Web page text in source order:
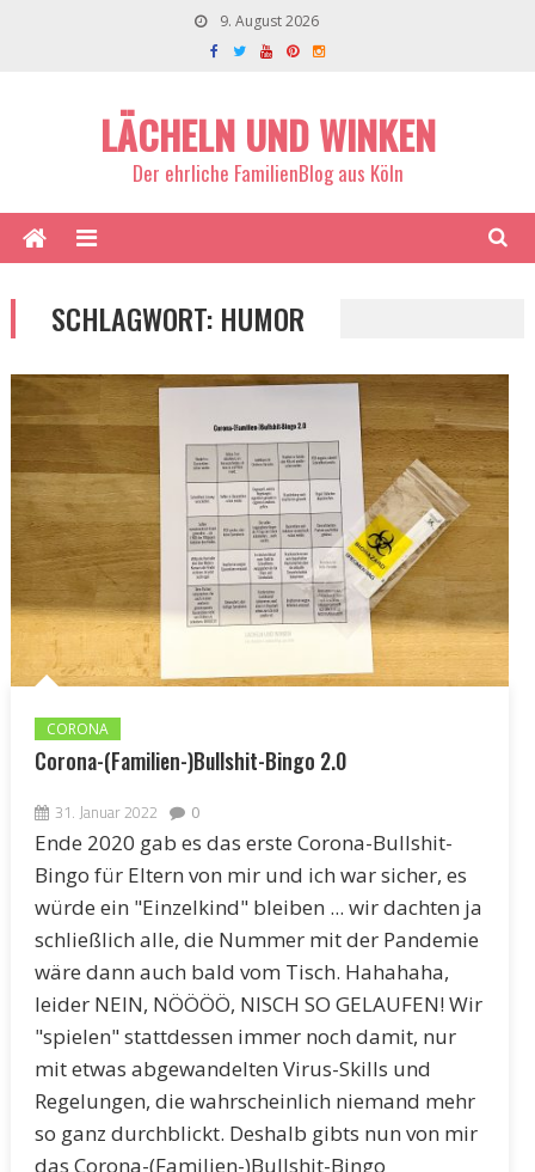
9. August 2026
LÄCHELN UND WINKEN
Der ehrliche FamilienBlog aus Köln
SCHLAGWORT: HUMOR
CORONA
Corona-(Familien-)Bullshit-Bingo 2.0
31. Januar 2022 0
Ende 2020 gab es das erste Corona-Bullshit-
Bingo für Eltern von mir und ich war sicher, es
würde ein "Einzelkind" bleiben ... wir dachten ja
schließlich alle, die Nummer mit der Pandemie
wäre dann auch bald vom Tisch. Hahahaha,
leider NEIN, NÖÖÖÖ, NISCH SO GELAUFEN! Wir
"spielen" stattdessen immer noch damit, nur
mit etwas abgewandelten Virus-Skills und
Regelungen, die wahrscheinlich niemand mehr
so ganz durchblickt. Deshalb gibts nun von mir
das Corona-(Familien-)Bullshit-Bingo